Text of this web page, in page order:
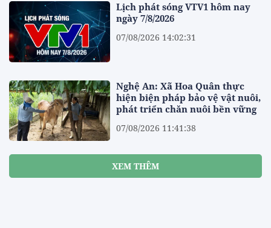
Lịch phát sóng VTV1 hôm nay
ngày 7/8/2026
07/08/2026 14:02:31
Nghệ An: Xã Hoa Quân thực
hiện biện pháp bảo vệ vật nuôi,
phát triển chăn nuôi bền vững
07/08/2026 11:41:38
XEM THÊM